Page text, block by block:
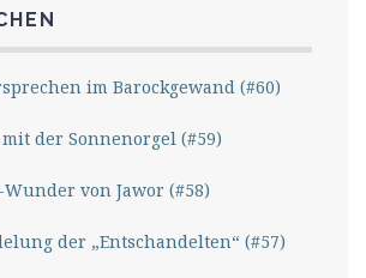
im Barockgewand (#60)
der Sonnenorgel (#59)
Wunder von Jawor (#58)
der „Entschandelten“ (#57)